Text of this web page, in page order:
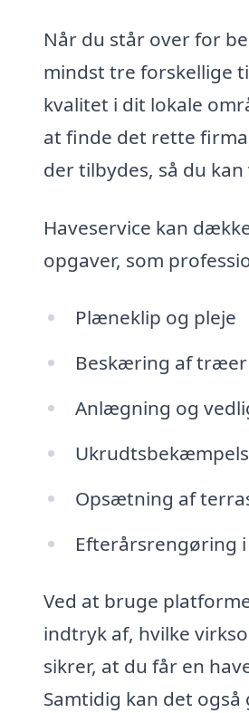
Når du står over for
mindst tre forskellige
kvalitet i dit lokale
at finde det rette
der tilbydes, så du
Haveservice kan
opgaver, som
Plæneklip og pleje
Beskæring af træer
Anlægning og
Opsætning af
Efterårsrengøring
Ved at bruge
indtryk af, hvilke
sikrer, at du får en
Samtidig kan det